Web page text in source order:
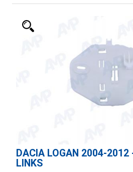
DACIA LOGAN 2004-2012
LINKS